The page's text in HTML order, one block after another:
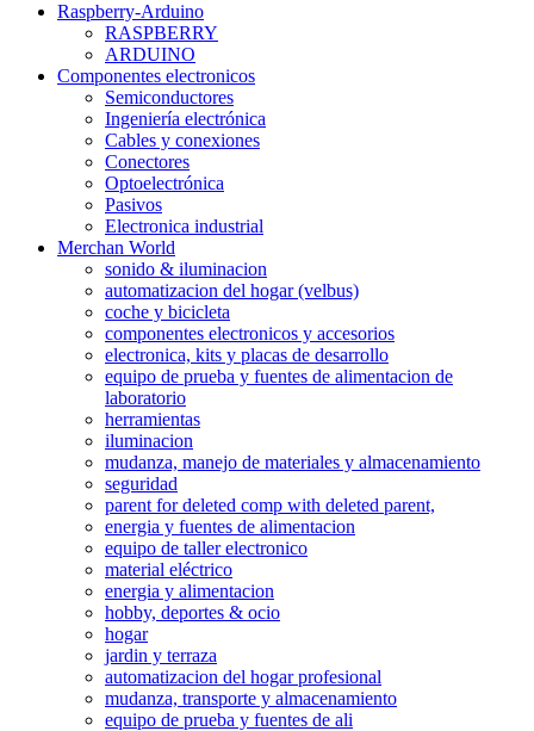
Raspberry-Arduino
RASPBERRY
ARDUINO
Componentes electronicos
Semiconductores
Ingeniería electrónica
Cables y conexiones
Conectores
Optoelectrónica
Pasivos
Electronica industrial
Merchan World
sonido & iluminacion
automatizacion del hogar (velbus)
coche y bicicleta
componentes electronicos y accesorios
electronica, kits y placas de desarrollo
equipo de prueba y fuentes de alimentacion de
laboratorio
herramientas
iluminacion
mudanza, manejo de materiales y almacenamiento
seguridad
parent for deleted comp with deleted parent,
energia y fuentes de alimentacion
equipo de taller electronico
material eléctrico
energia y alimentacion
hobby, deportes & ocio
hogar
jardin y terraza
automatizacion del hogar profesional
mudanza, transporte y almacenamiento
equipo de prueba y fuentes de ali